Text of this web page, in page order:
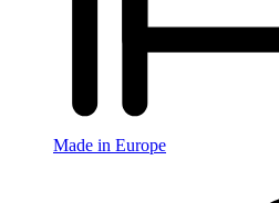
Made in Europe